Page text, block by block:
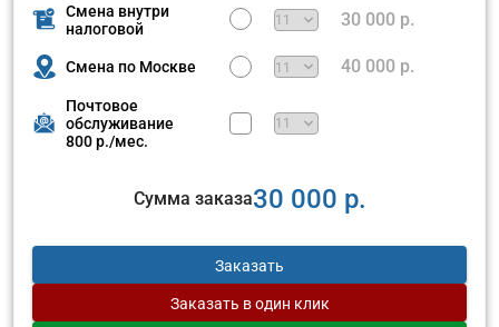
Смена внутри
налоговой
30 000 р.
Смена по Москве 40 000 р.
Почтовое
обслуживание
800 р./мес.
Сумма заказа30 000 р.
Заказать
Заказать в один клик